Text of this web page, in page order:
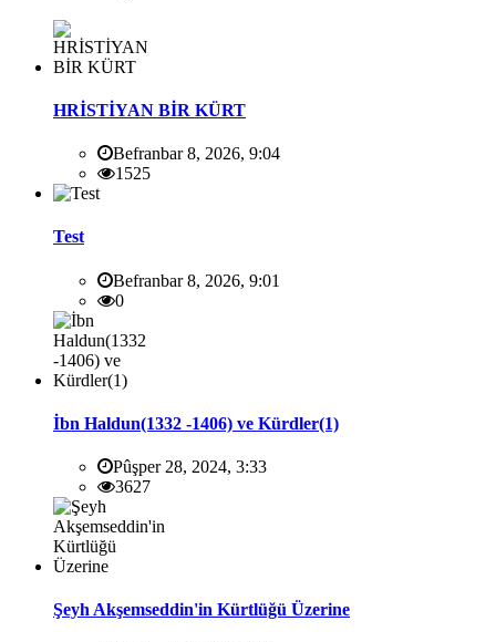
HRİSTİYAN BİR KÜRT
Befranbar 8, 2026, 9:04
1525
Test
Befranbar 8, 2026, 9:01
0
İbn Haldun(1332 -1406) ve Kürdler(1)
Pûşper 28, 2024, 3:33
3627
Şeyh Akşemseddin'in Kürtlüğü Üzerine